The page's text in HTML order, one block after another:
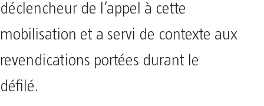
déclencheur de l’appel à cette
mobilisation et a servi de contexte aux
revendications portées durant le
défilé.